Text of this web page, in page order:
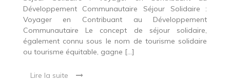
Développement Communautaire Séjour Solidaire :
Voyager en Contribuant au Développement
Communautaire Le concept de séjour solidaire,
également connu sous le nom de tourisme solidaire
ou tourisme équitable, gagne […]
Lire la suite